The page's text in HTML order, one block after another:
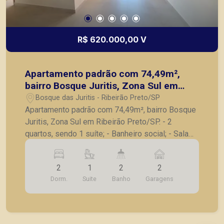
R$ 620.000,00 V
Apartamento padrão com 74,49m²,
bairro Bosque Juritis, Zona Sul em
Ribeirão Preto/SP.
Bosque das Juritis - Ribeirão Preto/SP
Apartamento padrão com 74,49m², bairro Bosque
Juritis, Zona Sul em Ribeirão Preto/SP. - 2
quartos, sendo 1 suíte; - Banheiro social; - Sala
para 2 ambientes; - Sacada; - Cozinha; -
Lavanderia; - 2 vagas de garagem. Também
temos imóveis no Jardim Olhos d´Água, Nova
Aliança, Jardim Irajá, Bosque das Juritis, casas e
apartamentos próximos a mercados, farmácias,
2
Dorm.
1
Suite
2
Banho
2
Garagens